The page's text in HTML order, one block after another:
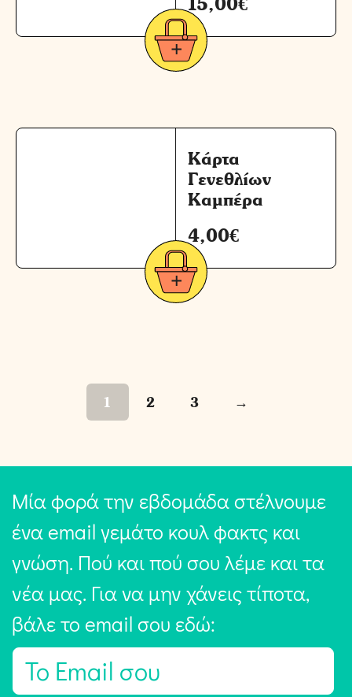
Κάρτα
Γενεθλίων
Καμπέρα
4,00€
1 2 3 →
Μία φορά την εβδομάδα στέλνουμε
ένα email γεμάτο κουλ φακτς και
γνώση. Πού και πού σου λέμε και τα
νέα μας. Για να μην χάνεις τίποτα,
βάλε το email σου εδώ:
E